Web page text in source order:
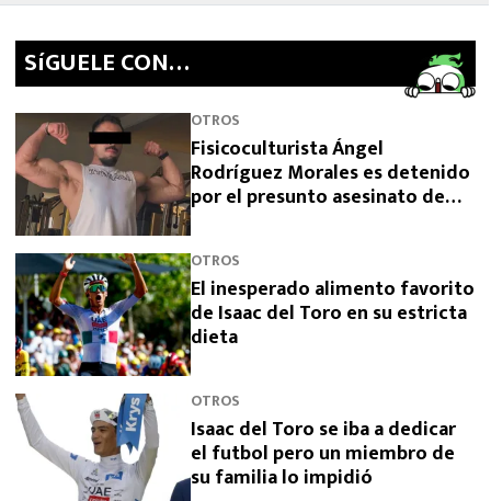
SíGUELE CON…
OTROS
Fisicoculturista Ángel
Rodríguez Morales es detenido
por el presunto asesinato de
OTROS
El inesperado alimento favorito
de Isaac del Toro en su estricta
dieta
OTROS
Isaac del Toro se iba a dedicar
el futbol pero un miembro de
su familia lo impidió